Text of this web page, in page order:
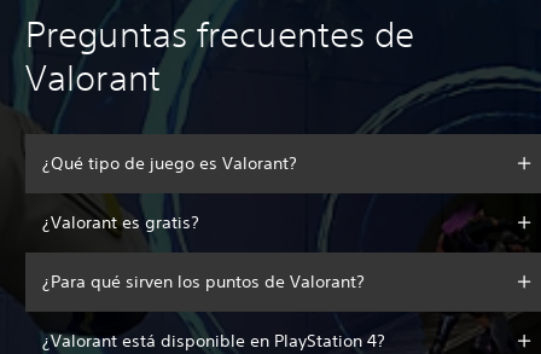
Preguntas frecuentes de
Valorant
¿Qué tipo de juego es Valorant?
¿Valorant es gratis?
¿Para qué sirven los puntos de Valorant?
¿Valorant está disponible en PlayStation 4?